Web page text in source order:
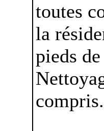
toutes
la
pieds
compris.